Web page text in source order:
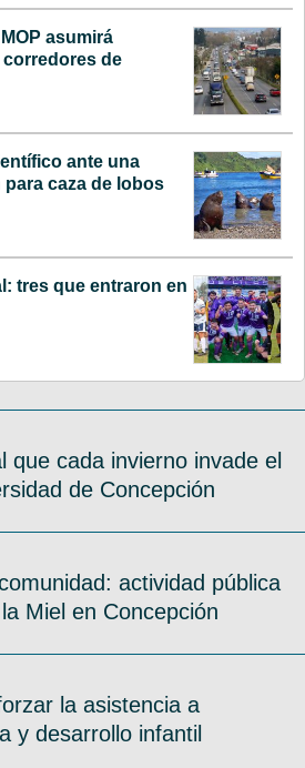
asumirá
de
ante una
caza de lobos
tres que entraron en
que cada invierno invade el
de Concepción
actividad pública
Miel en Concepción
la asistencia a
y desarrollo infantil